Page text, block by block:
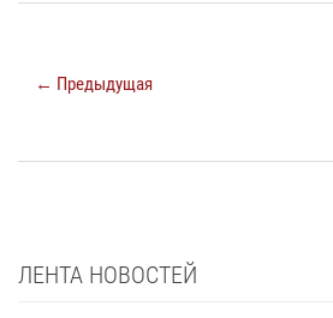
← Предыдущая
ЛЕНТА НОВОСТЕЙ